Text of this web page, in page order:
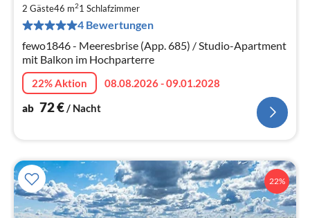
2 Gäste46 m21 Schlafzimmer
4 Bewertungen
fewo1846 - Meeresbrise (App. 685) / Studio-Apartment
mit Balkon im Hochparterre
22% Aktion
08.08.2026 - 09.01.2028
ab 72€/ Nacht
22%